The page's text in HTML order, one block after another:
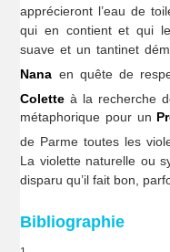
apprécieront l’eau de
qui en contient et qui
suave et un tantinet
Nana en quête de
Colette à la recherche
métaphorique pour un
de Parme toutes les
La violette naturelle ou
disparu qu’il fait bon,
Bibliographie